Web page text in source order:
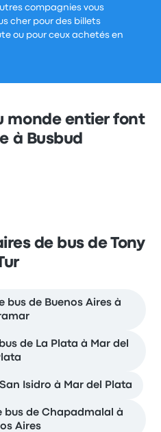
compagnies vous
cher pour des billets
ou pour ceux achetés en
monde entier font
à Busbud
de bus de Tony
bus de Buenos Aires à
de La Plata à Mar del
Isidro à Mar del Plata
bus de Chapadmalal à
Aires